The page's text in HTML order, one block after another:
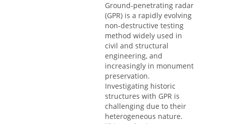
Ground-penetrating radar
(GPR) is a rapidly evolving
non-destructive testing
method widely used in
civil and structural
engineering, and
increasingly in monument
preservation.
Investigating historic
structures with GPR is
challenging due to their
heterogeneous nature.